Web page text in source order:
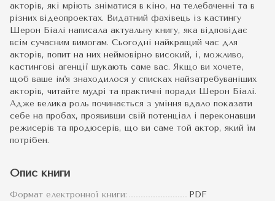
акторів, які мріють зніматися в кіно, на телебаченні та в
різних відеопроектах. Видатний фахівець із кастингу
Шерон Біалі написала актуальну книгу, яка відповідає
всім сучасним вимогам. Сьогодні найкращий час для
акторів, попит на них неймовірно високий, і, можливо,
кастингові агенції шукають саме вас. Якщо ви хочете,
щоб ваше ім'я знаходилося у списках найзатребуваніших
акторів, читайте мудрі та практичні поради Шерон Біалі.
Адже велика роль починається з уміння вдало показати
себе на пробах, проявивши свій потенціал і переконавши
режисерів та продюсерів, що ви саме той актор, який їм
потрібен.
Опис книги
Формат електронної книги: PDF